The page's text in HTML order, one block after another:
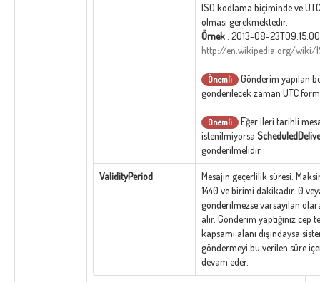
ISO kodlama biçiminde ve
olması gerekmektedir.
Örnek : 2013-08-
http://en.wikipedia.org/wiki/
Önemli
Gönderim yapılan
gönderilecek zaman UTC
Önemli
Eğer ileri tarihli
istenilmiyorsa
gönderilmelidir.
ValidityPeriod
Mesajın geçerlilik süresi.
1440 ve birimi dakikadır. 0
gönderilmezse varsayılan
alır. Gönderim yaptığınız cep
kapsamı alanı dışındaysa
göndermeyi bu verilen süre
devam eder.